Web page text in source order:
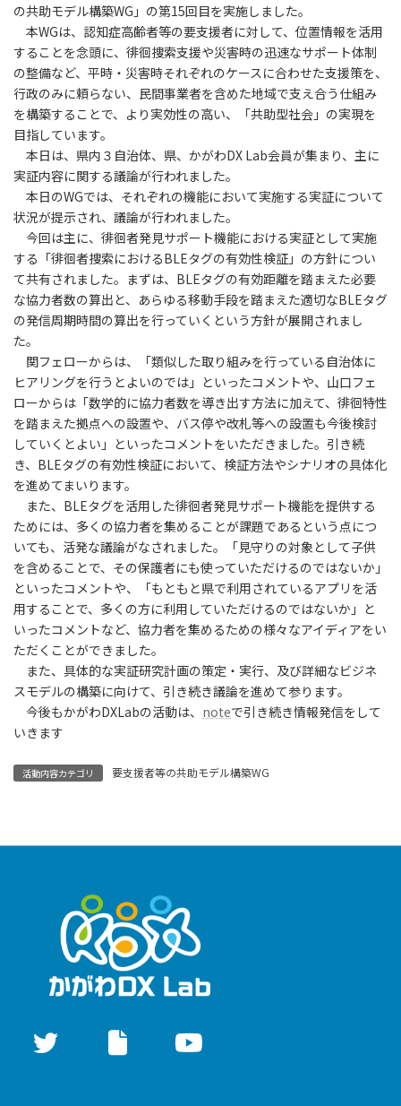
の共助モデル構築WG」の第15回目を実施しました。
本WGは、認知症高齢者等の要支援者に対して、位置情報を活用
することを念頭に、徘徊捜索支援や災害時の迅速なサポート体制
の整備など、平時・災害時それぞれのケースに合わせた支援策を、
行政のみに頼らない、民間事業者を含めた地域で支え合う仕組み
を構築することで、より実効性の高い、「共助型社会」の実現を
目指しています。
本日は、県内３自治体、県、かがわDX Lab会員が集まり、主に
実証内容に関する議論が行われました。
本日のWGでは、それぞれの機能において実施する実証について
状況が提示され、議論が行われました。
今回は主に、徘徊者発見サポート機能における実証として実施
する「徘徊者捜索におけるBLEタグの有効性検証」の方針につい
て共有されました。まずは、BLEタグの有効距離を踏まえた必要
な協力者数の算出と、あらゆる移動手段を踏まえた適切なBLEタグ
の発信周期時間の算出を行っていくという方針が展開されまし
た。
関フェローからは、「類似した取り組みを行っている自治体に
ヒアリングを行うとよいのでは」といったコメントや、山口フェ
ローからは「数学的に協力者数を導き出す方法に加えて、徘徊特性
を踏まえた拠点への設置や、バス停や改札等への設置も今後検討
していくとよい」といったコメントをいただきました。引き続
き、BLEタグの有効性検証において、検証方法やシナリオの具体化
を進めてまいります。
また、BLEタグを活用した徘徊者発見サポート機能を提供する
ためには、多くの協力者を集めることが課題であるという点につ
いても、活発な議論がなされました。「見守りの対象として子供
を含めることで、その保護者にも使っていただけるのではないか」
といったコメントや、「もともと県で利用されているアプリを活
用することで、多くの方に利用していただけるのではないか」と
いったコメントなど、協力者を集めるための様々なアイディアをい
ただくことができました。
また、具体的な実証研究計画の策定・実行、及び詳細なビジネ
スモデルの構築に向けて、引き続き議論を進めて参ります。
今後もかがわDXLabの活動は、 noteで引き続き情報発信をして
いきます
活動内容カテゴリ 要支援者等の共助モデル構築WG